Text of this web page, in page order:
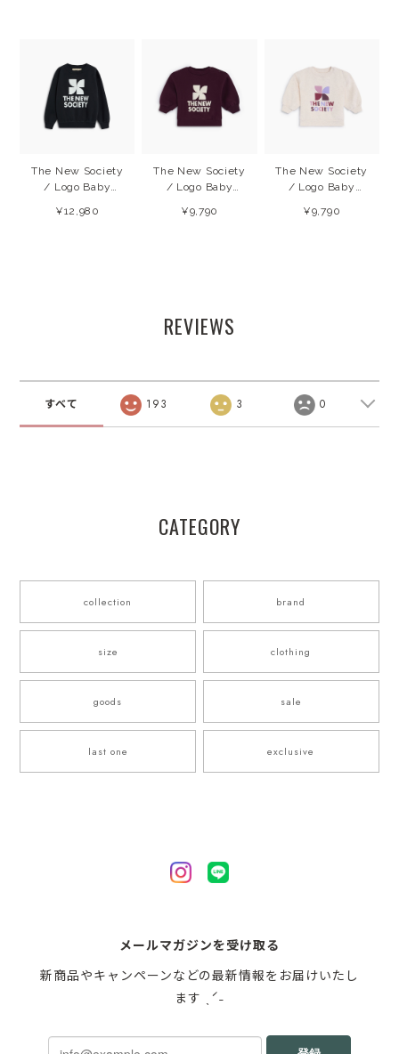
The New Society
/ Logo Baby
(Forged IronW)
¥12,980
The New Society
/ Logo Baby
(Winetasting)
¥9,790
The New Society
/ Logo Baby
(Whisper White
¥9,790
REVIEWS
すべて 193 3 0
CATEGORY
collection brand
size clothing
goods sale
last one exclusive
メールマガジンを受け取る
新商品やキャンペーンなどの最新情報をお届けいたし
ます ˎˊ˗